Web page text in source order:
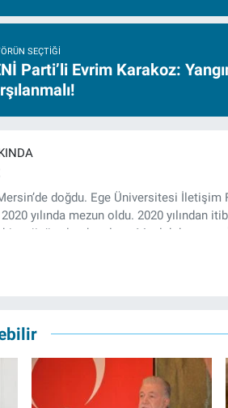
SEÇTIĞI
Parti’li Evrim Karakoz:
doğdu. Ege Üniversitesi
2020 yılında mezun oldu. 2020 yılından
rejisör olarak çalıştı. Meslek hayatına